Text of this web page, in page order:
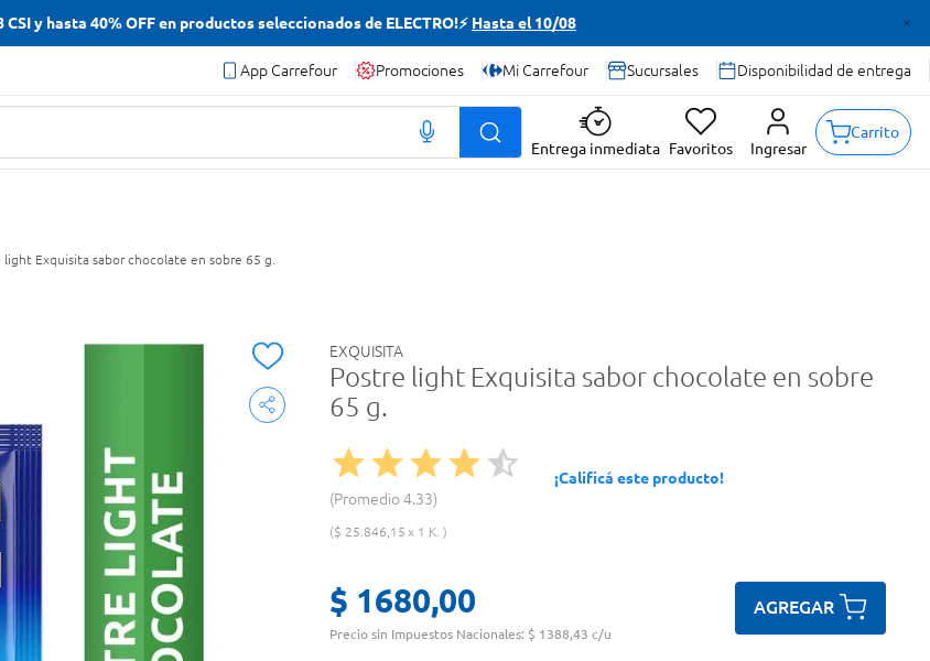
CSI y hasta 40% OFF en productos seleccionados de ELECTRO!⚡ Hasta el 10/08
App Carrefour Promociones Mi Carrefour Sucursales Disponibilidad de entrega
Entrega inmediata Favoritos Ingresar
Carrito
light Exquisita sabor chocolate en sobre 65 g.
EXQUISITA
Postre light Exquisita sabor chocolate en sobre
65 g.
Promedio4.33
¡Calificá este producto!
$ 25.846,15 1 K.
$ 1680,00
Precio sin Impuestos Nacionales: $ 1388,43 c/u
AGREGAR